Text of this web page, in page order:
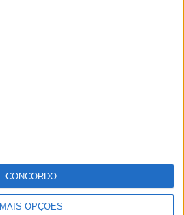
MAIS OPÇÕES
CONCORDO